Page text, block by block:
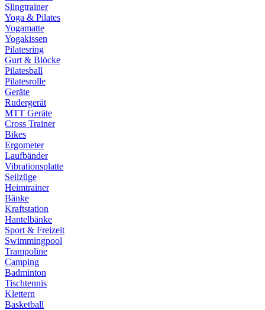
Slingtrainer
Yoga & Pilates
Yogamatte
Yogakissen
Pilatesring
Gurt & Blöcke
Pilatesball
Pilatesrolle
Geräte
Rudergerät
MTT Geräte
Cross Trainer
Bikes
Ergometer
Laufbänder
Vibrationsplatte
Seilzüge
Heimtrainer
Bänke
Kraftstation
Hantelbänke
Sport & Freizeit
Swimmingpool
Trampoline
Camping
Badminton
Tischtennis
Klettern
Basketball